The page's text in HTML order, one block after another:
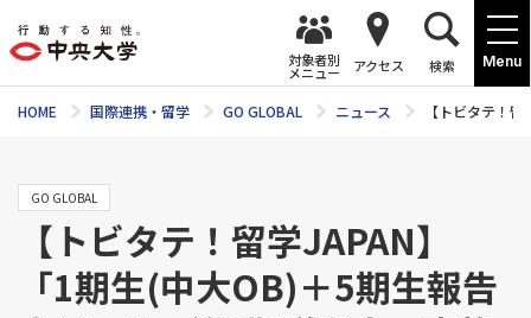
Menu
対象者別
メニュー アクセス 検索
HOME 国際連携・留学 GO GLOBAL ニュース 【トビタテ！
GO GLOBAL
【トビタテ！留学JAPAN】
「1期生(中大OB)＋5期生報告